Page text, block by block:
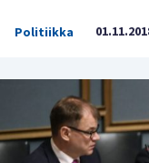
Politiikka